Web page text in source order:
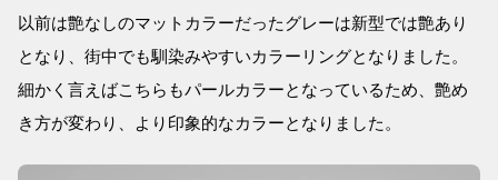
以前は艶なしのマットカラーだったグレーは新型では艶あり
となり、街中でも馴染みやすいカラーリングとなりました。
細かく言えばこちらもパールカラーとなっているため、艶め
き方が変わり、より印象的なカラーとなりました。